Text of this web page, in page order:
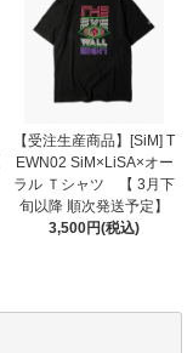
【受注生産商品】[SiM] T
EWN02 SiM×LiSA×オー
ラル Ｔシャツ 【 3月下
旬以降 順次発送予定】
3,500円(税込)